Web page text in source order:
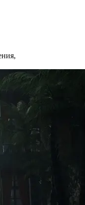
,